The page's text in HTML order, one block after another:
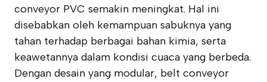
conveyor PVC semakin meningkat. Hal ini
disebabkan oleh kemampuan sabuknya yang
tahan terhadap berbagai bahan kimia, serta
keawetannya dalam kondisi cuaca yang berbeda.
Dengan desain yang modular, belt conveyor